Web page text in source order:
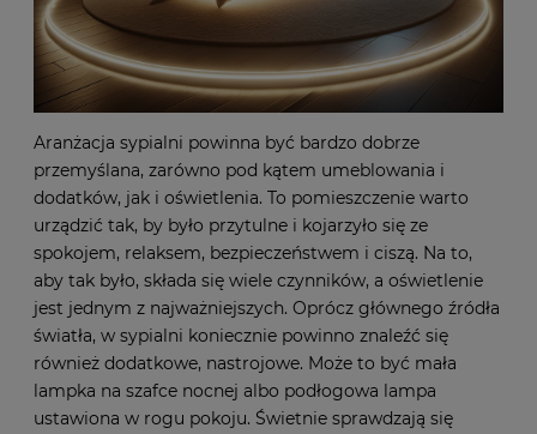
Aranżacja sypialni powinna być bardzo dobrze
przemyślana, zarówno pod kątem umeblowania i
dodatków, jak i oświetlenia. To pomieszczenie warto
urządzić tak, by było przytulne i kojarzyło się ze
spokojem, relaksem, bezpieczeństwem i ciszą. Na to,
aby tak było, składa się wiele czynników, a oświetlenie
jest jednym z najważniejszych. Oprócz głównego źródła
światła, w sypialni koniecznie powinno znaleźć się
również dodatkowe, nastrojowe. Może to być mała
lampka na szafce nocnej albo podłogowa lampa
ustawiona w rogu pokoju. Świetnie sprawdzają się